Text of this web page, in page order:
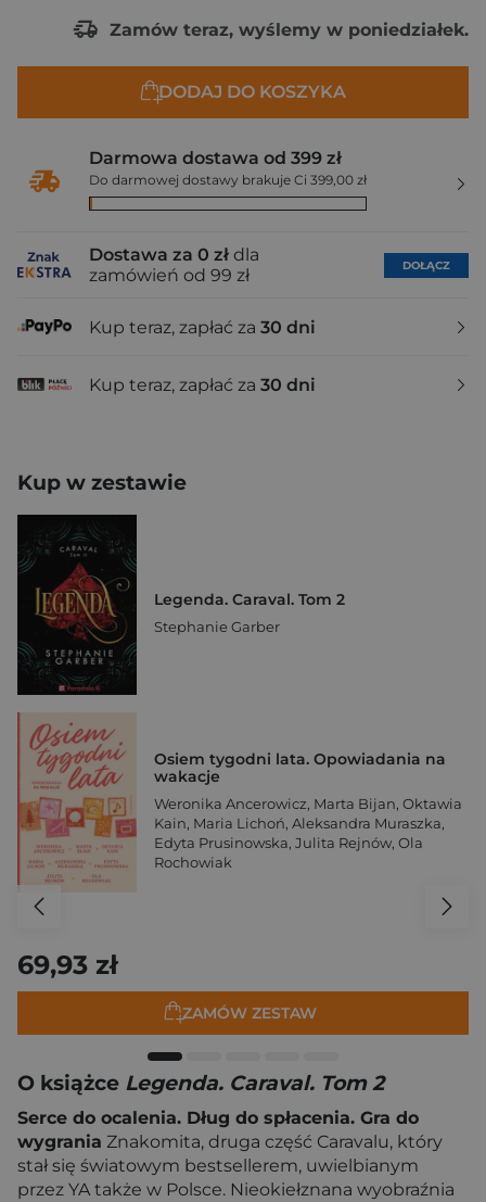
Zamów teraz, wyślemy w poniedziałek.
DODAJ DO KOSZYKA
Darmowa dostawa od 399 zł
Do darmowej dostawy brakuje Ci 399,00 zł
Dostawa za 0 zł dla
zamówień od 99 zł
DOŁĄCZ
Kup teraz, zapłać za 30 dni
Kup teraz, zapłać za 30 dni
Kup w zestawie
Legenda. Caraval. Tom 2
Stephanie Garber
Osiem tygodni lata. Opowiadania na
wakacje
Weronika Ancerowicz, Marta Bijan, Oktawia
Kain, Maria Lichoń, Aleksandra Muraszka,
Edyta Prusinowska, Julita Rejnów, Ola
Rochowiak
69,93 zł
ZAMÓW ZESTAW
O książce Legenda. Caraval. Tom 2
Serce do ocalenia. Dług do spłacenia. Gra do
wygrania Znakomita, druga część Caravalu, który
stał się światowym bestsellerem, uwielbianym
przez YA także w Polsce. Nieokiełznana wyobraźnia